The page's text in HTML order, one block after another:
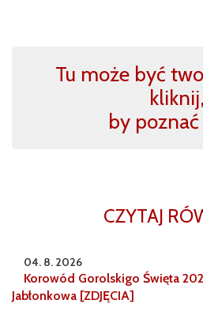
Tu może być
kliknij,
by
CZYTAJ
04. 8. 2026
Korowód Gorolskigo Święta
Jabłonkowa [ZDJĘCIA]